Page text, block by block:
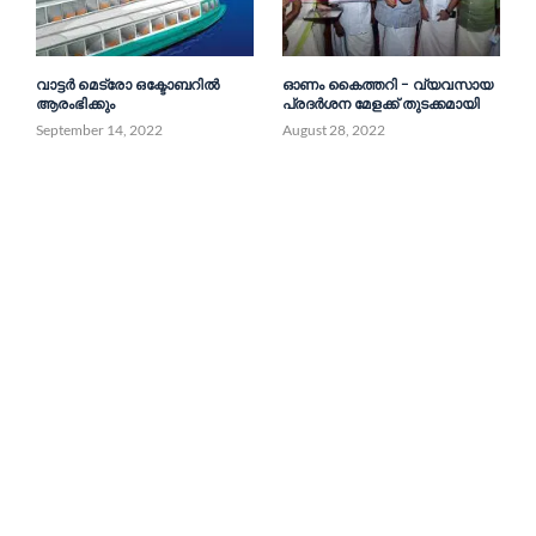
വാട്ടർ മെട്രോ ഒക്ടോബറിൽ
ആരംഭിക്കും
September 14, 2022
ഓണം കൈത്തറി – വ്യവസായ
പ്രദർശന മേളക്ക് തുടക്കമായി
August 28, 2022